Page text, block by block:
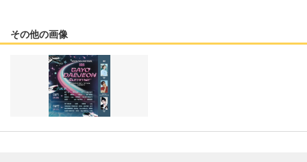
その他の画像